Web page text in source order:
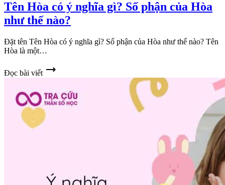
Tên Hòa có ý nghĩa gì? Số phận của Hòa
như thế nào?
Đặt tên Tên Hòa có ý nghĩa gì? Số phận của Hòa như thế nào? Tên
Hòa là một…
Đọc bài viết trending_flat